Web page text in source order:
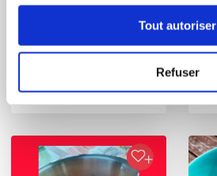
Tout autoriser
Refuser